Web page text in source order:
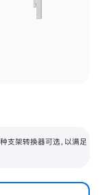
架转换器可选，以满足